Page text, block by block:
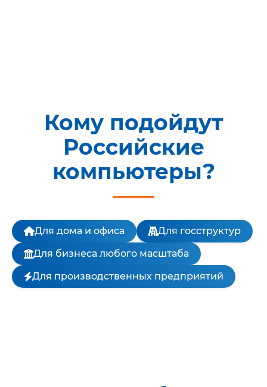
Кому подойдут
Российские
компьютеры?
Для дома и офиса
Для госструктур
Для бизнеса любого масштаба
Для производственных предприятий